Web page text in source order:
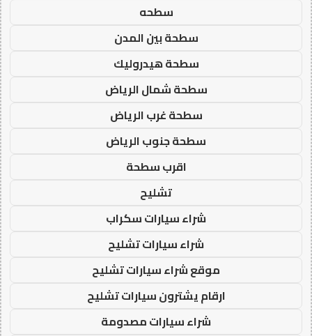
سطحه
سطحة بين المدن
سطحة هيدروليك
سطحة شمال الرياض
سطحة غرب الرياض
سطحة جنوب الرياض
اقرب سطحة
تشليح
شراء سيارات سكراب
شراء سيارات تشليح
موقع شراء سيارات تشليح
ارقام يشترون سيارات تشليح
شراء سيارات مصدومة